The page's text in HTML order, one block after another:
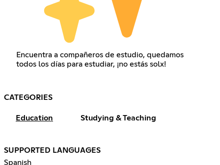
Encuentra a compañeros de estudio, quedamos
todos los días para estudiar, ¡no estás solx!
CATEGORIES
Education Studying & Teaching
SUPPORTED LANGUAGES
Spanish